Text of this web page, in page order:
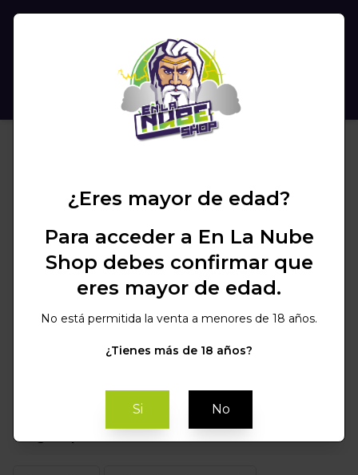
Elegir Opción
¿Eres mayor de edad?
Para acceder a En La Nube
Shop debes confirmar que
eres mayor de edad.
No está permitida la venta a menores de 18 años.
¿Tienes más de 18 años?
Si No